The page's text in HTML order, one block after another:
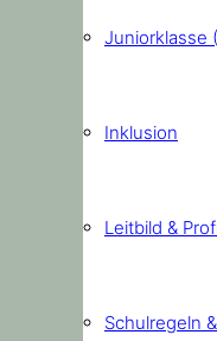
Juniorklasse
Inklusion
Leitbild &
Schulregeln